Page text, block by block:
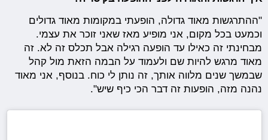
"ההתרגשות מאוד גדולה, הופעתי במקומות מאוד גדולים
וכמעט בכל מקום, אני מופיע מאז שאני זוכר את עצמי.
מבחינתי זה כאילו עד הופעה רגילה אבל תכלס זה לא. זה
מאוד מרגש להיות שם ולעמוד על הבמה הזאת מול קהל
שבמשך שנים מלווה אותך, זה נותן לי כוח. בנוסף, אני מאוד
נהנה מזה, הופעות זה דבר הכי כיף שיש".